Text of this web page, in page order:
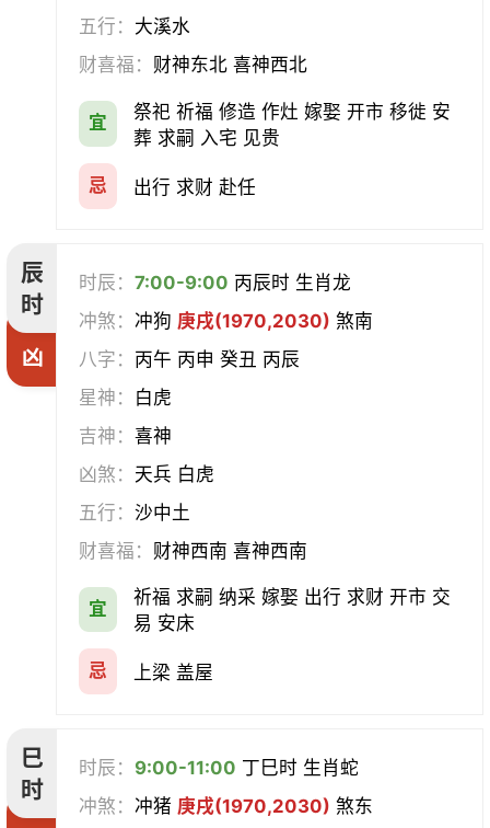
五行： 大溪水
财喜福： 财神东北 喜神西北
宜
祭祀 祈福 修造 作灶 嫁娶 开市 移徙 安
葬 求嗣 入宅 见贵
忌 出行 求财 赴任
辰
时
凶
时辰：7:00-9:00 丙辰时 生肖龙
冲煞：冲狗 庚戌(1970,2030) 煞南
八字： 丙午 丙申 癸丑 丙辰
星神： 白虎
吉神：喜神
凶煞： 天兵 白虎
五行：沙中土
财喜福： 财神西南 喜神西南
宜
祈福 求嗣 纳采 嫁娶 出行 求财 开市 交
易 安床
忌 上梁 盖屋
巳
时
时辰： 9:00-11:00 丁巳时 生肖蛇
冲煞：冲猪 庚戌(1970,2030) 煞东